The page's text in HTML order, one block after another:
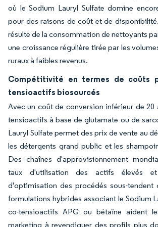
où le Sodium Lauryl Sulfate domine
pour des raisons de coût et de
résulte de la consommation de nettoyants
une croissance régulière tirée par les
ruraux à faibles revenus.
Compétitivité en termes de coûts
tensioactifs biosourcés
Avec un coût de conversion inférieur de 20
tensioactifs à base de glutamate ou de
Lauryl Sulfate permet des prix de vente au
les détergents grand public et les
Des chaînes d'approvisionnement
taux d'utilisation des actifs élevés
d'optimisation des procédés sous-tendent
formulations hybrides associant le Sodium
co-tensioactifs APG ou bétaïne aident
marketing à revendiquer des profils plus